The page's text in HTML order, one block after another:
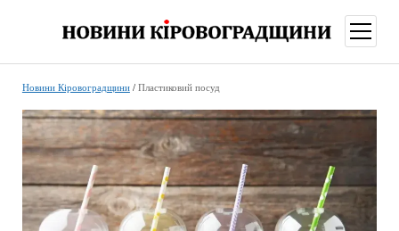
меню
Новини Кіровоградщини/ Пластиковий посуд